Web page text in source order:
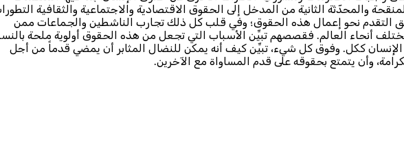
والمحدّثة الثانية من المدخل إلى الحقوق الاقتصادية والاجتماعية والثقافية
التقدم نحو إعمال هذه الحقوق؛ وفي قلب كل ذلك تجارب الناشطين والجماعات ممن
أنحاء العالم. فقصصهم تبيِّن الأسباب التي تجعل من هذه الحقوق أولوية ملحة
ككل. وفوق كل شيء، تبيِّن كيف أنه يمكن للنضال المثابر أن يمضي قدماً من أجل
وأن يتمتع بحقوقه على قدم المساواة مع الآخرين.